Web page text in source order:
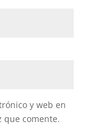
y web en
que comente.